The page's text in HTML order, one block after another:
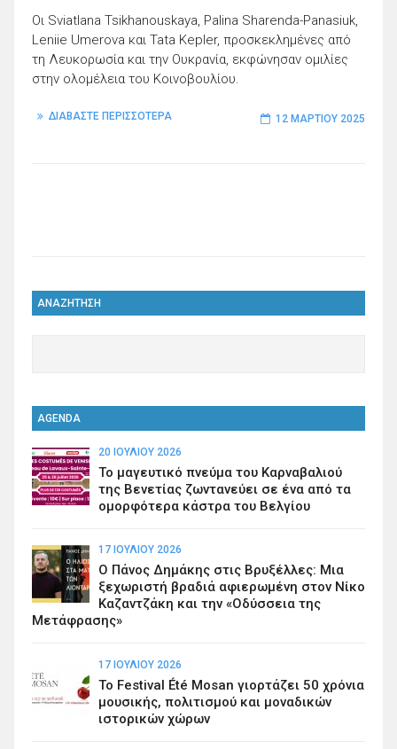
Οι Sviatlana Tsikhanouskaya, Palina Sharenda-Panasiuk,
Leniie Umerova και Tata Kepler, προσκεκλημένες από
τη Λευκορωσία και την Ουκρανία, εκφώνησαν ομιλίες
στην ολομέλεια του Κοινοβουλίου.
ΔΙΑΒΑΣΤΕ ΠΕΡΙΣΣΟΤΕΡΑ 12 ΜΑΡΤΊΟΥ 2025
ΑΝΑΖΗΤΗΣΗ
AGENDA
20 ΙΟΥΛΊΟΥ 2026
Το μαγευτικό πνεύμα του Καρναβαλιού
της Βενετίας ζωντανεύει σε ένα από τα
ομορφότερα κάστρα του Βελγίου
17 ΙΟΥΛΊΟΥ 2026
Ο Πάνος Δημάκης στις Βρυξέλλες: Μια
ξεχωριστή βραδιά αφιερωμένη στον Νίκο
Καζαντζάκη και την «Οδύσσεια της
Μετάφρασης»
17 ΙΟΥΛΊΟΥ 2026
Το Festival Été Mosan γιορτάζει 50 χρόνια
μουσικής, πολιτισμού και μοναδικών
ιστορικών χώρων